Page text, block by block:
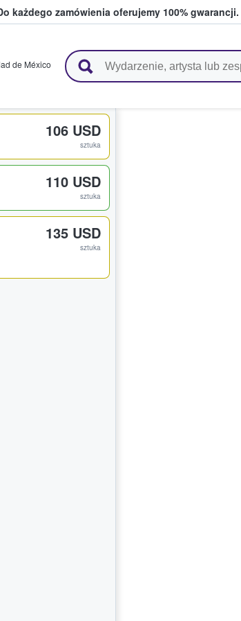
każdego zamówienia oferujemy 100% gwarancji.
kupują i sprzedają bilety
de México
106 USD
sztuka
110 USD
sztuka
135 USD
sztuka